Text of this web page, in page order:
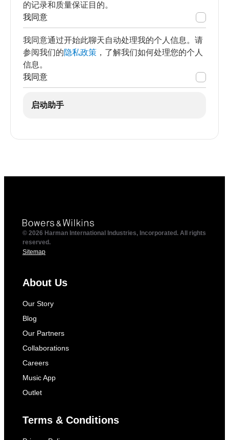
的记录和质量保证目的。
我同意
我同意通过开始此聊天自动处理我的个人信息。请
参阅我们的隐私政策 ，了解我们如何处理您的个人
信息。
我同意
启动助手
© 2026 Harman International Industries, Incorporated. All rights
reserved.
Sitemap
About Us
Our Story
Blog
Our Partners
Collaborations
Careers
Music App
Outlet
Terms & Conditions